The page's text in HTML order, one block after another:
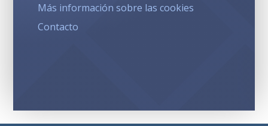
Más información sobre las cookies
Contacto